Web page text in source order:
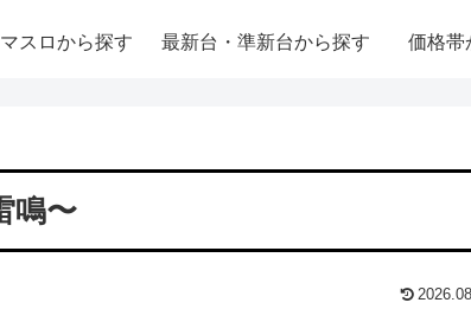
スロから探す 最新台・準新台から探す 価格帯
鳴〜